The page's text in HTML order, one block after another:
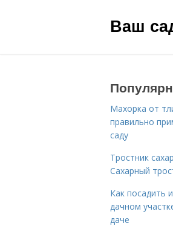
Ваш
Махорка от
правильно
саду
Тростник
Сахарный
Как посадить
дачном
даче